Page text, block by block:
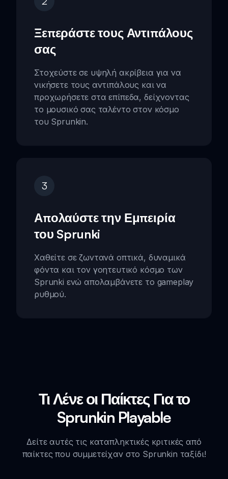
Ξεπεράστε τους Αντιπάλους
σας
Στοχεύστε σε υψηλή ακρίβεια για να
νικήσετε τους αντιπάλους και να
προχωρήσετε στα επίπεδα, δείχνοντας
το μουσικό σας ταλέντο στον κόσμο
του Sprunkin.
3
Απολαύστε την Εμπειρία
του Sprunki
Χαθείτε σε ζωντανά οπτικά, δυναμικά
φόντα και τον γοητευτικό κόσμο των
Sprunki ενώ απολαμβάνετε το gameplay
ρυθμού.
Τι Λένε οι Παίκτες Για το
Sprunkin Playable
Δείτε αυτές τις καταπληκτικές κριτικές από
παίκτες που συμμετείχαν στο Sprunkin ταξίδι!